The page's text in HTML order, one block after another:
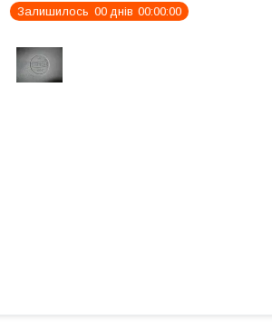
Залишилось 00 днів 00 00 00